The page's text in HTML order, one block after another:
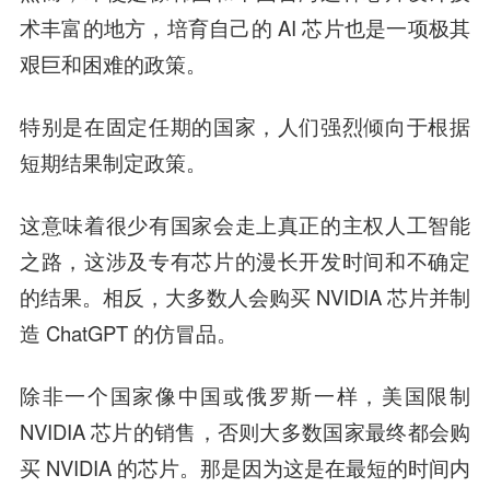
术丰富的地方，培育自己的 AI 芯片也是一项极其
艰巨和困难的政策。
特别是在固定任期的国家，人们强烈倾向于根据
短期结果制定政策。
这意味着很少有国家会走上真正的主权人工智能
之路，这涉及专有芯片的漫长开发时间和不确定
的结果。相反，大多数人会购买 NVIDIA 芯片并制
造 ChatGPT 的仿冒品。
除非一个国家像中国或俄罗斯一样，美国限制
NVIDIA 芯片的销售，否则大多数国家最终都会购
买 NVIDIA 的芯片。那是因为这是在最短的时间内